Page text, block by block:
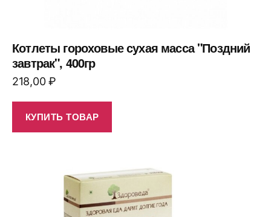
Котлеты гороховые сухая масса "Поздний
завтрак", 400гр
218,00₽
КУПИТЬ ТОВАР